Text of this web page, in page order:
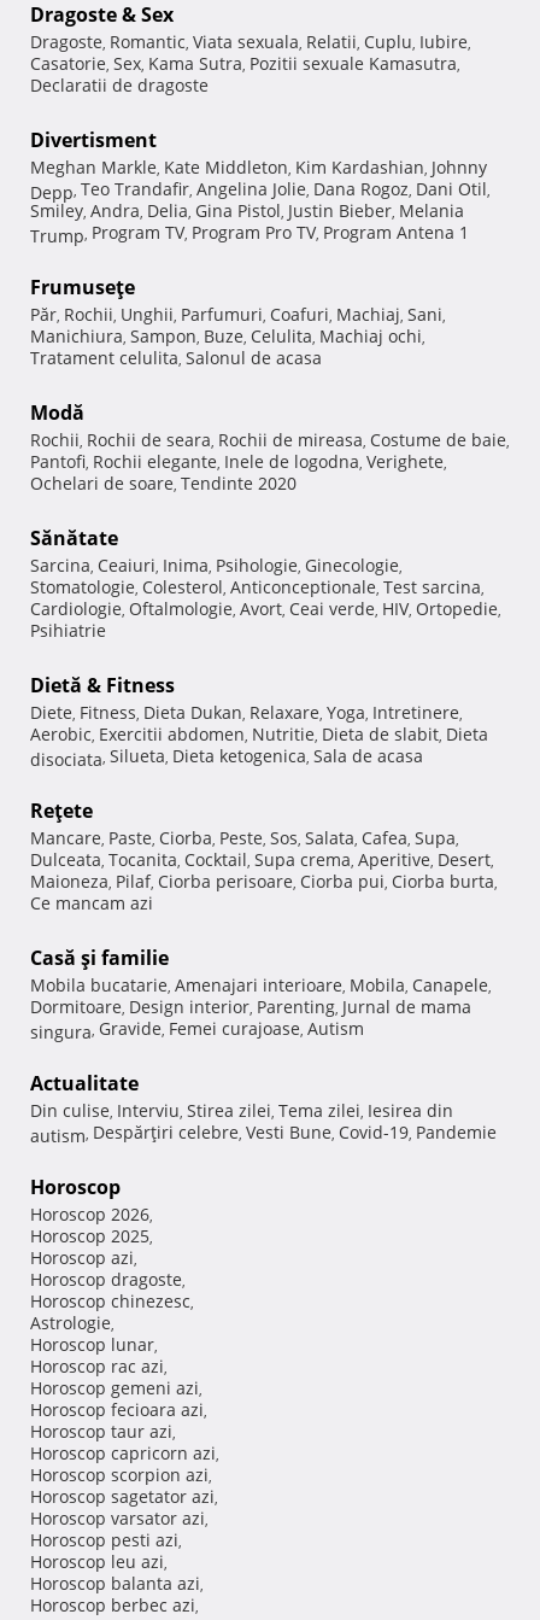
Dragoste & Sex
Dragoste, Romantic, Viata sexuala, Relatii, Cuplu, Iubire,
Casatorie, Sex, Kama Sutra, Pozitii sexuale Kamasutra,
Declaratii de dragoste
Divertisment
Meghan Markle, Kate Middleton, Kim Kardashian, Johnny
Depp, Teo Trandafir, Angelina Jolie, Dana Rogoz, Dani Otil,
Smiley, Andra, Delia, Gina Pistol, Justin Bieber, Melania
Trump, Program TV, Program Pro TV, Program Antena 1
Frumuseţe
Păr, Rochii, Unghii, Parfumuri, Coafuri, Machiaj, Sani,
Manichiura, Sampon, Buze, Celulita, Machiaj ochi,
Tratament celulita, Salonul de acasa
Modă
Rochii, Rochii de seara, Rochii de mireasa, Costume de baie,
Pantofi, Rochii elegante, Inele de logodna, Verighete,
Ochelari de soare, Tendinte 2020
Sănătate
Sarcina, Ceaiuri, Inima, Psihologie, Ginecologie,
Stomatologie, Colesterol, Anticonceptionale, Test sarcina,
Cardiologie, Oftalmologie, Avort, Ceai verde, HIV, Ortopedie,
Psihiatrie
Dietă & Fitness
Diete, Fitness, Dieta Dukan, Relaxare, Yoga, Intretinere,
Aerobic, Exercitii abdomen, Nutritie, Dieta de slabit, Dieta
disociata, Silueta, Dieta ketogenica, Sala de acasa
Reţete
Mancare, Paste, Ciorba, Peste, Sos, Salata, Cafea, Supa,
Dulceata, Tocanita, Cocktail, Supa crema, Aperitive, Desert,
Maioneza, Pilaf, Ciorba perisoare, Ciorba pui, Ciorba burta,
Ce mancam azi
Casă şi familie
Mobila bucatarie, Amenajari interioare, Mobila, Canapele,
Dormitoare, Design interior, Parenting, Jurnal de mama
singura, Gravide, Femei curajoase, Autism
Actualitate
Din culise, Interviu, Stirea zilei, Tema zilei, Iesirea din
autism, Despărţiri celebre, Vesti Bune, Covid-19, Pandemie
Horoscop
Horoscop 2026,
Horoscop 2025,
Horoscop azi,
Horoscop dragoste,
Horoscop chinezesc,
Astrologie,
Horoscop lunar,
Horoscop rac azi,
Horoscop gemeni azi,
Horoscop fecioara azi,
Horoscop taur azi,
Horoscop capricorn azi,
Horoscop scorpion azi,
Horoscop sagetator azi,
Horoscop varsator azi,
Horoscop pesti azi,
Horoscop leu azi,
Horoscop balanta azi,
Horoscop berbec azi,